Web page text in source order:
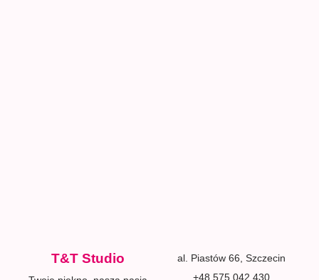
T&T Studio
al. Piastów 66, Szczecin
+48 575 042 430